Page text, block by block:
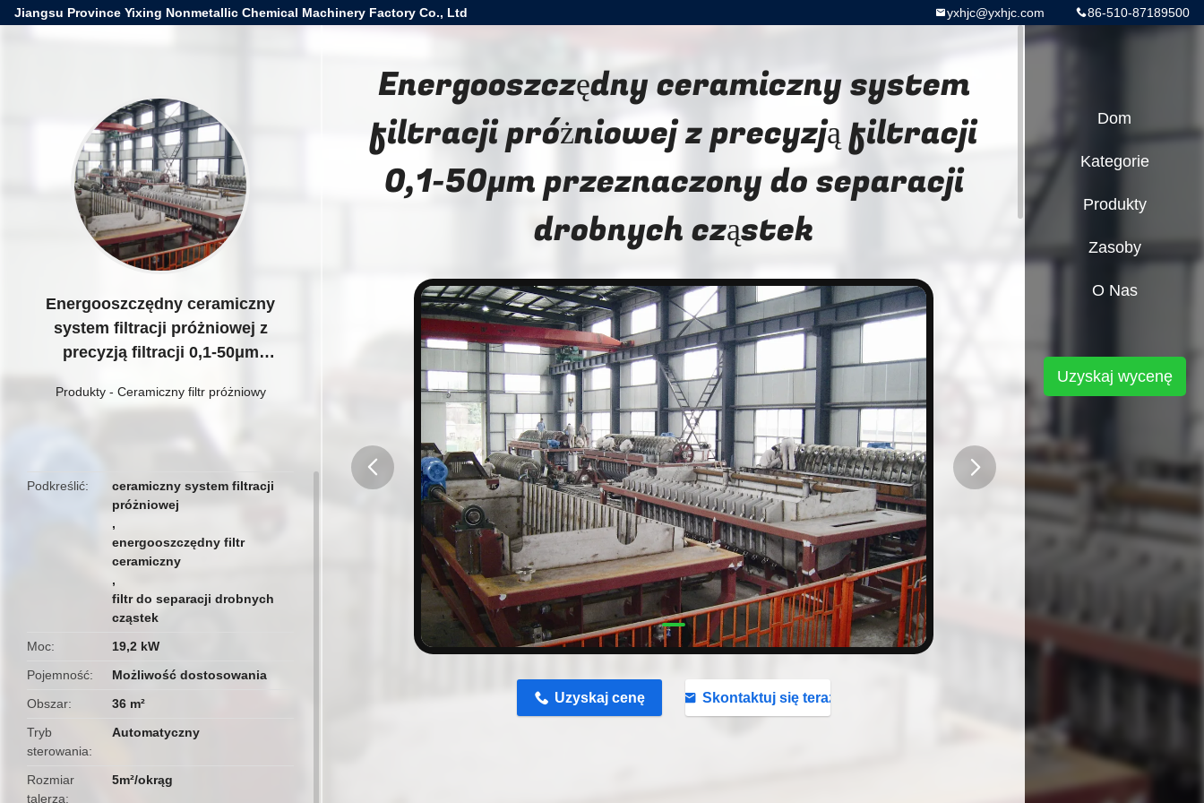
Jiangsu Province Yixing Nonmetallic Chemical Machinery Factory Co., Ltd 86-510-87189500
yxhjc@yxhjc.com
Energooszczędny ceramiczny
system filtracji próżniowej z
precyzją filtracji 0,1-50μm
drobnych cząstek
Produkty- Ceramiczny filtr próżniowy
Podkreślić
ceramiczny system filtracji
próżniowej
,
energooszczędny filtr
ceramiczny
,
filtr do separacji drobnych
cząstek
Moc
19,2 kW
Pojemność
Możliwość dostosowania
Obszar
36 m²
Tryb
sterowania
Automatyczny
Rozmiar
talerza
5m²/okrąg
Energooszczędny ceramiczny system
filtracji próżniowej z precyzją filtracji
0,1-50μm przeznaczony do separacji
drobnych cząstek
Uzyskaj cenę Skontaktuj się teraz
Dom
Kategorie
Produkty
Zasoby
O Nas
Uzyskaj wycenę